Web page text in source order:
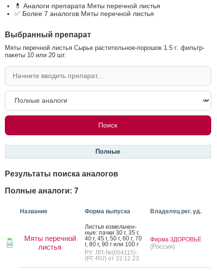
💊 Аналоги препарата Мяты перечной листья
✅ Более 7 аналогов Мяты перечной листья
Выбранный препарат
Мяты перечной листья Сырье растительное-порошок 1.5 г: фильтр-
пакеты 10 или 20 шт.
Полные
Результаты поиска аналогов
Полные аналоги: 7
Название Форма выпуска Владелец рег. уд.
Мяты перечной
листья
Листья из­мель­чен­
ные: пач­ки 30 г, 35 г,
40 г, 45 г, 50 г, 60 г, 70
г, 80 г, 90 г или 100 г
РУ: ЛП-№(004115)-
(РГ-RU) от 22.12.23
Фирма ЗДОРОВЬЕ
(Россия)